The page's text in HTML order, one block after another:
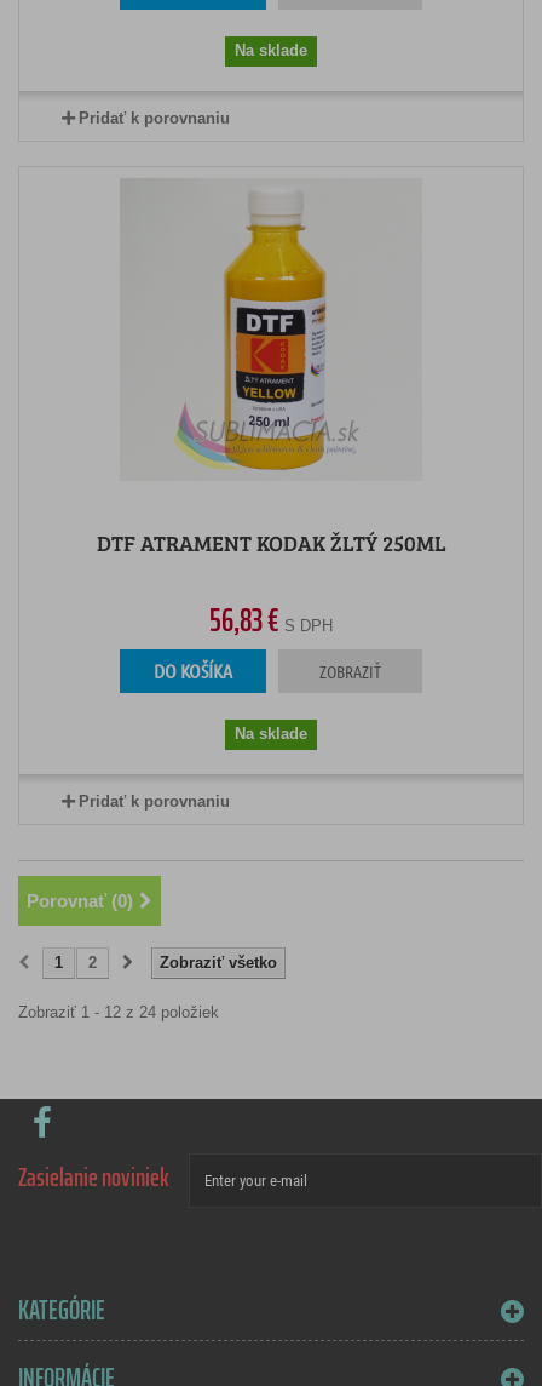
Na sklade
Pridať k porovnaniu
DTF ATRAMENT KODAK ŽLTÝ 250ML
56,83 € S DPH
DO KOŠÍKA ZOBRAZIŤ
Na sklade
Pridať k porovnaniu
Porovnať (0)
Zobraziť všetko
1 2
Zobraziť 1 - 12 z 24 položiek
Zasielanie noviniek
KATEGÓRIE